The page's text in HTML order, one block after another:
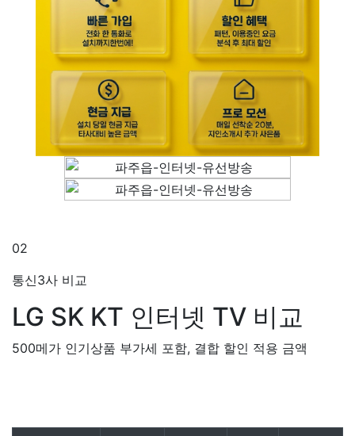
02
통신3사 비교
LG SK KT 인터넷 TV 비교
500메가 인기상품 부가세 포함, 결합 할인 적용 금액